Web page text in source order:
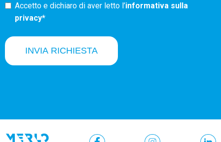
Accetto e dichiaro di aver letto l’informativa sulla
privacy*
INVIA RICHIESTA